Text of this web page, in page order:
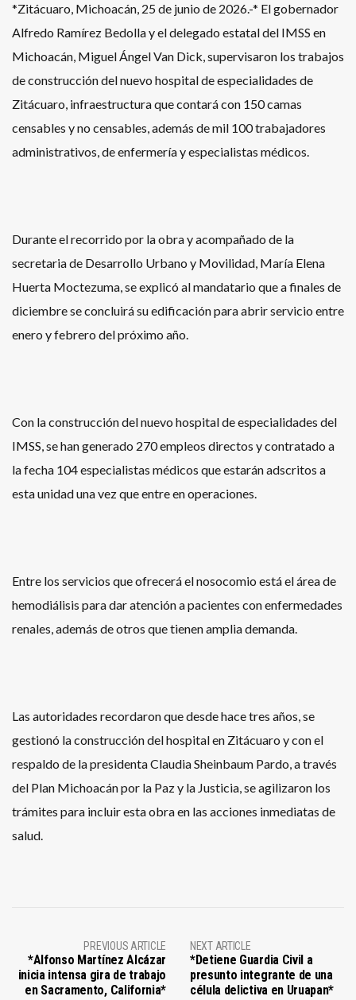
*Zitácuaro, Michoacán, 25 de junio de 2026.-* El gobernador
Alfredo Ramírez Bedolla y el delegado estatal del IMSS en
Michoacán, Miguel Ángel Van Dick, supervisaron los trabajos
de construcción del nuevo hospital de especialidades de
Zitácuaro, infraestructura que contará con 150 camas
censables y no censables, además de mil 100 trabajadores
administrativos, de enfermería y especialistas médicos.
Durante el recorrido por la obra y acompañado de la
secretaria de Desarrollo Urbano y Movilidad, María Elena
Huerta Moctezuma, se explicó al mandatario que a finales de
diciembre se concluirá su edificación para abrir servicio entre
enero y febrero del próximo año.
Con la construcción del nuevo hospital de especialidades del
IMSS, se han generado 270 empleos directos y contratado a
la fecha 104 especialistas médicos que estarán adscritos a
esta unidad una vez que entre en operaciones.
Entre los servicios que ofrecerá el nosocomio está el área de
hemodiálisis para dar atención a pacientes con enfermedades
renales, además de otros que tienen amplia demanda.
Las autoridades recordaron que desde hace tres años, se
gestionó la construcción del hospital en Zitácuaro y con el
respaldo de la presidenta Claudia Sheinbaum Pardo, a través
del Plan Michoacán por la Paz y la Justicia, se agilizaron los
trámites para incluir esta obra en las acciones inmediatas de
salud.
PREVIOUS ARTICLE
*Alfonso Martínez Alcázar
inicia intensa gira de trabajo
en Sacramento, California*
NEXT ARTICLE
*Detiene Guardia Civil a
presunto integrante de una
célula delictiva en Uruapan*